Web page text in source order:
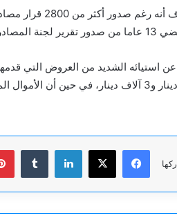
وأضاف أنه
هذا الملف في نقطة البداية.
استيائه الشديد من العروض التي
فيسبوك
‫X لينكدإن